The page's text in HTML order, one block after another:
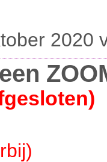
2020